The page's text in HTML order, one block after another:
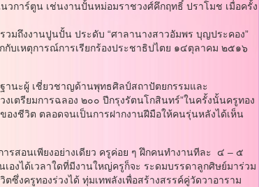
วการ์ตูน เช่นงานปั้นหม่อมราชวงศ์คึกฤทธิ์ ปราโมช เมื่อครั้ง
ถึงงานปูนปั้น ประดับ “ศาลานางสาวอัมพร บุญประคอง”
กับเหตุการณ์การเรียกร้องประชาธิปไตย ๑๔ตุลาคม ๒๕๑๖
ะผู้ เชี่ยวชาญด้านพุทธศิลป์สถาปัตยกรรมและ
ตรียมการฉลอง ๒๐๐ ปีกรุงรัตนโกสินทร์”ในครั้งนั้นครูทอง
องชีวิต ตลอดจนเป็นการฝากงานฝีมือให้คนรุ่นหลังได้เห็น
อนเพียงอย่างเดียว ครูค่อย ๆ ฝึกคนทํางานทีละ ๔ – ๕
องได้เวลาใดที่มีงานใหญ่ครูก็จะ ระดมบรรดาลูกศิษย์มาร่วม
งครูทองร่วงได้ ทุ่มเทพลังเพื่อสร้างสรรค์คู่วัดวาอาราม